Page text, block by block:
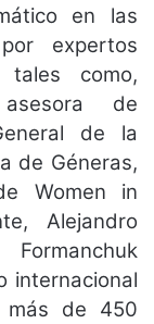
en las
expertos
tales como,
de
de la
de Géneras,
Women in
Alejandro
internacional
más de 450